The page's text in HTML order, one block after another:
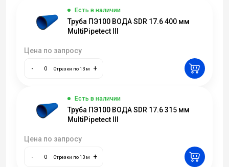
Есть в наличии
Труба ПЭ100 ВОДА SDR 17.6 400 мм
MultiPipetect III
Цена по запросу
- Отрезки по 13 м +
Есть в наличии
Труба ПЭ100 ВОДА SDR 17.6 315 мм
MultiPipetect III
Цена по запросу
- Отрезки по 13 м +